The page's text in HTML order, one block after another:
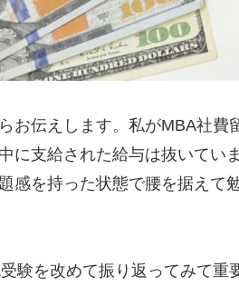
お伝えします。私がMBA社費
に支給された給与は抜いて
感を持った状態で腰を据えて
験を改めて振り返ってみて重